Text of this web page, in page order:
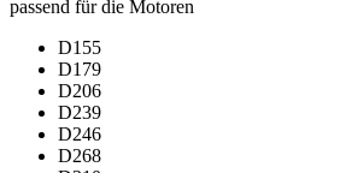
passend für die Motoren
D155
D179
D206
D239
D246
D268